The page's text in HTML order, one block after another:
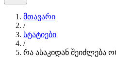
მთავარი
/
სტატიები
/
რა ასაკიდან შეიძლება